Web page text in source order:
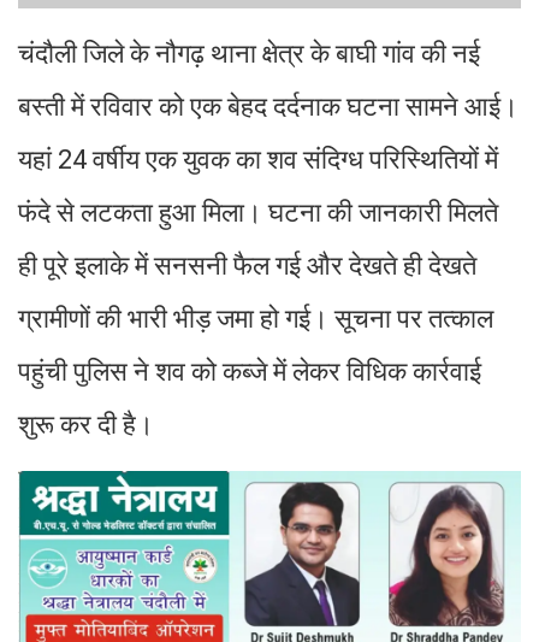
चंदौली जिले के नौगढ़ थाना क्षेत्र के बाघी गांव की नई
बस्ती में रविवार को एक बेहद दर्दनाक घटना सामने आई।
यहां 24 वर्षीय एक युवक का शव संदिग्ध परिस्थितियों में
फंदे से लटकता हुआ मिला। घटना की जानकारी मिलते
ही पूरे इलाके में सनसनी फैल गई और देखते ही देखते
ग्रामीणों की भारी भीड़ जमा हो गई। सूचना पर तत्काल
पहुंची पुलिस ने शव को कब्जे में लेकर विधिक कार्रवाई
शुरू कर दी है।